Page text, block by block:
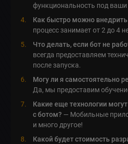
функциональность под ваши
Как быстро можно внедрить
процесс занимает от 2 до 4
Что делать, если бот не
всегда предоставляем
после запуска.
Могу ли я самостоятельно
Да, мы предоставим
Какие еще технологии
с ботом? — Мобильные
и много другое!
Какой будет стоимость